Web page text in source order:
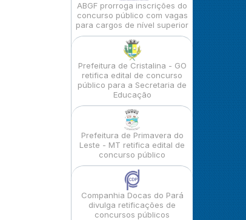
ABGF prorroga inscrições do
concurso público com vagas
para cargos de nível superior
Prefeitura de Cristalina - GO
retifica edital de concurso
público para a Secretaria de
Educação
Prefeitura de Primavera do
Leste - MT retifica edital de
concurso público
Companhia Docas do Pará
divulga retificações de
concursos públicos